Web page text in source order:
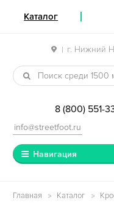
| г. Нижний
Перейти к навигации
Перейти к
8 (800) 551-
info@streetfoot.ru
Навигация
Главная Каталог
Каталог